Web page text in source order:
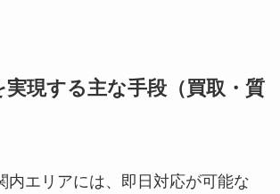
実現する主な手段（買取・質
内エリアには、即日対応が可能な